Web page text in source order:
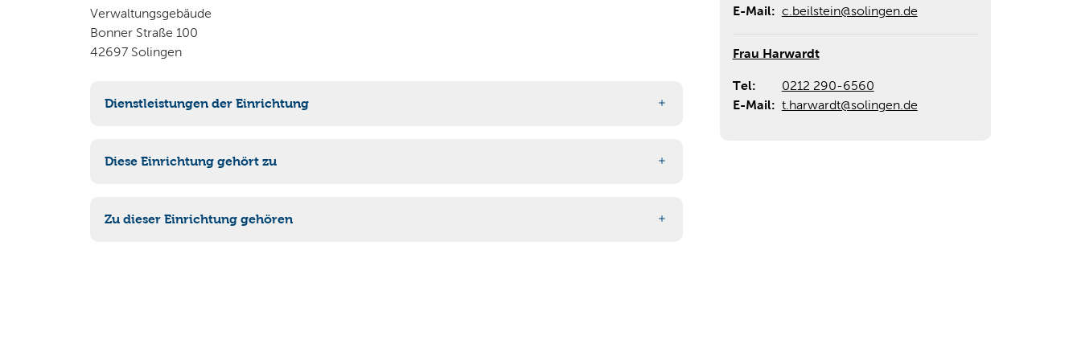
Verwaltungsgebäude
Bonner Straße 100
42697 Solingen
Dienstleistungen der Einrichtung
Diese Einrichtung gehört zu
Zu dieser Einrichtung gehören
E-Mail: c.beilstein@solingen.de
Frau Harwardt
Tel:
0212 290-6560
E-Mail: t.harwardt@solingen.de